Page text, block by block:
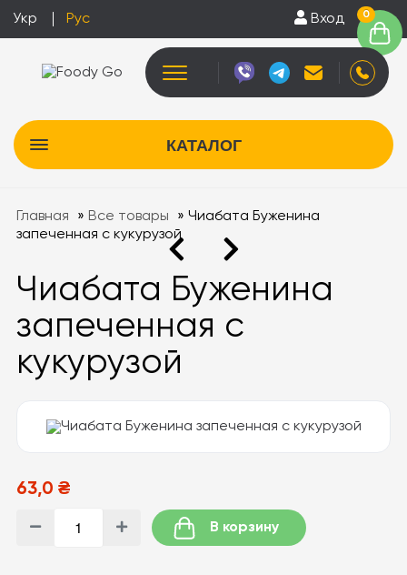
Укр Рус Вход 0
КАТАЛОГ
Главная » Все товары » Чиабата Буженина
запеченная с кукурузой
Чиабата Буженина
запеченная с
кукурузой
63,0 ₴
В корзину